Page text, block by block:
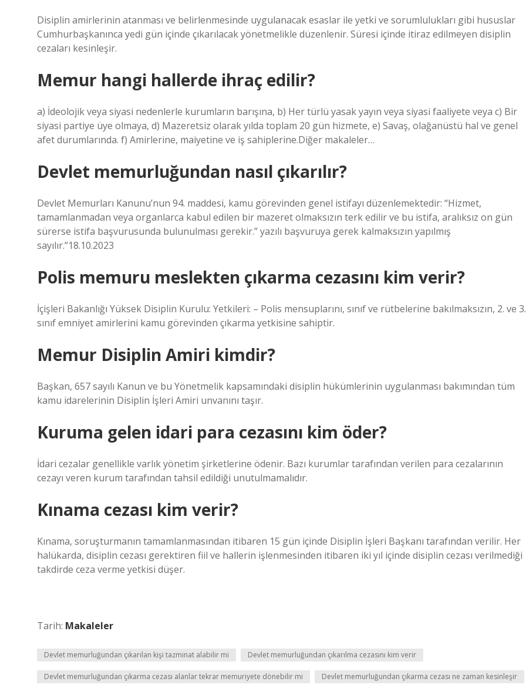
Disiplin amirlerinin atanması ve belirlenmesinde uygulanacak esaslar ile yetki ve sorumlulukları gibi hususlar
Cumhurbaşkanınca yedi gün içinde çıkarılacak yönetmelikle düzenlenir. Süresi içinde itiraz edilmeyen disiplin
cezaları kesinleşir.
Memur hangi hallerde ihraç edilir?
a) İdeolojik veya siyasi nedenlerle kurumların barışına, b) Her türlü yasak yayın veya siyasi faaliyete veya c) Bir
siyasi partiye üye olmaya, d) Mazeretsiz olarak yılda toplam 20 gün hizmete, e) Savaş, olağanüstü hal ve genel
afet durumlarında. f) Amirlerine, maiyetine ve iş sahiplerine.Diğer makaleler…
Devlet memurluğundan nasıl çıkarılır?
Devlet Memurları Kanunu’nun 94. maddesi, kamu görevinden genel istifayı düzenlemektedir: “Hizmet,
tamamlanmadan veya organlarca kabul edilen bir mazeret olmaksızın terk edilir ve bu istifa, aralıksız on gün
sürerse istifa başvurusunda bulunulması gerekir.” yazılı başvuruya gerek kalmaksızın yapılmış
sayılır.”18.10.2023
Polis memuru meslekten çıkarma cezasını kim verir?
İçişleri Bakanlığı Yüksek Disiplin Kurulu: Yetkileri: – Polis mensuplarını, sınıf ve rütbelerine bakılmaksızın, 2. ve 3.
sınıf emniyet amirlerini kamu görevinden çıkarma yetkisine sahiptir.
Memur Disiplin Amiri kimdir?
Başkan, 657 sayılı Kanun ve bu Yönetmelik kapsamındaki disiplin hükümlerinin uygulanması bakımından tüm
kamu idarelerinin Disiplin İşleri Amiri unvanını taşır.
Kuruma gelen idari para cezasını kim öder?
İdari cezalar genellikle varlık yönetim şirketlerine ödenir. Bazı kurumlar tarafından verilen para cezalarının
cezayı veren kurum tarafından tahsil edildiği unutulmamalıdır.
Kınama cezası kim verir?
Kınama, soruşturmanın tamamlanmasından itibaren 15 gün içinde Disiplin İşleri Başkanı tarafından verilir. Her
halükarda, disiplin cezası gerektiren fiil ve hallerin işlenmesinden itibaren iki yıl içinde disiplin cezası verilmediği
takdirde ceza verme yetkisi düşer.
Tarih: Makaleler
Devlet memurluğundan çıkarılan kişi tazminat alabilir mi Devlet memurluğundan çıkarılma cezasını kim verir
Devlet memurluğundan çıkarma cezası alanlar tekrar memuriyete dönebilir mi Devlet memurluğundan çıkarma cezası ne zaman kesinleşir